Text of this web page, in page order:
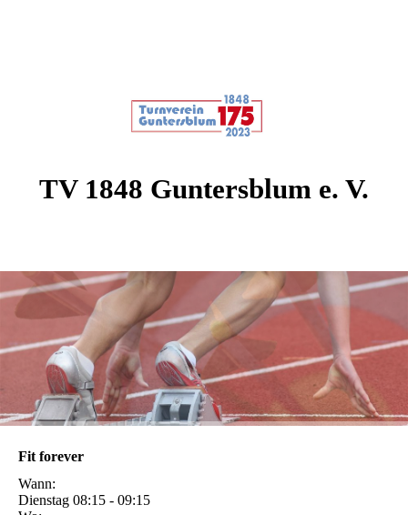
TV 1848 Guntersblum e. V.
Fit forever
Wann:
Dienstag 08:15 - 09:15